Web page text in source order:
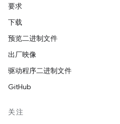
要求
下载
预览二进制文件
出厂映像
驱动程序二进制文件
GitHub
关注